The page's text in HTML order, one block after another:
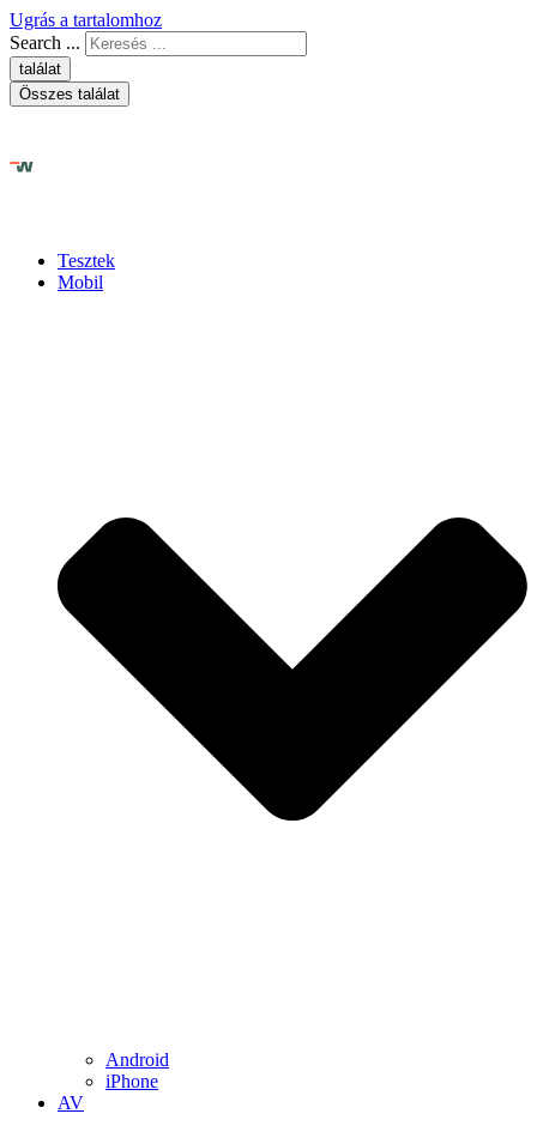
Ugrás a tartalomhoz
Search ...
találat
Összes találat
Tesztek
Mobil
Android
iPhone
AV